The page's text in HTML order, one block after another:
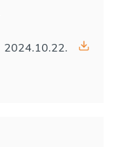
2024.10.22.